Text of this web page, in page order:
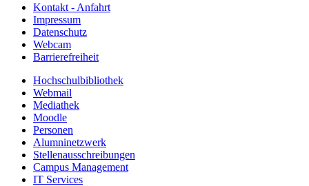
Kontakt - Anfahrt
Impressum
Datenschutz
Webcam
Barrierefreiheit
Hochschulbibliothek
Webmail
Mediathek
Moodle
Personen
Alumninetzwerk
Stellenausschreibungen
Campus Management
IT Services